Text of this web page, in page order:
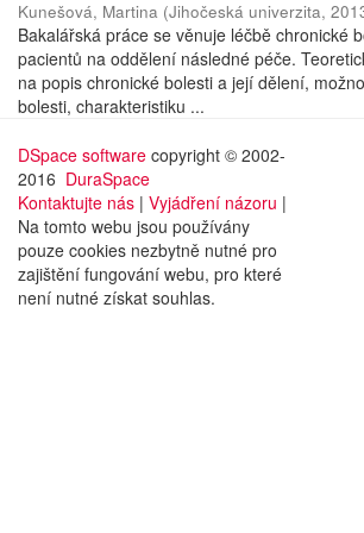
Kunešová, Martina (Jihočeská univerzita,
Bakalářská práce se věnuje léčbě chronické
pacientů na oddělení následné péče.
na popis chronické bolesti a její dělení,
bolesti, charakteristiku ...
DSpace software copyright © 2002-
2016 DuraSpace
Kontaktujte nás | Vyjádření názoru |
Na tomto webu jsou používány
pouze cookies nezbytně nutné pro
zajištění fungování webu, pro které
není nutné získat souhlas.